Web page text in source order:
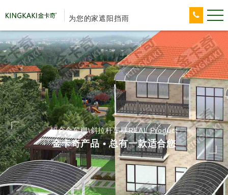
为您的家遮阳挡雨
铝合金车棚\斜拉杆车棚REAL Product
金卡奇产品 • 总有一款适合您